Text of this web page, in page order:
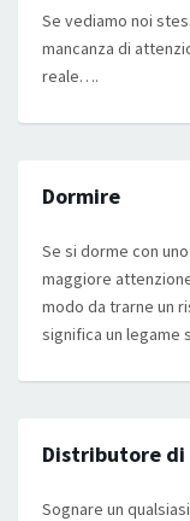
Se vediamo noi
mancanza di
reale….
Dormire
Se si dorme con
maggiore
modo da trarne un
significa un legame
Distributore di
Sognare un